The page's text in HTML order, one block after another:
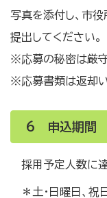
写真を添付し、市
提出してください。
※応募の秘密は厳守
※応募書類は返却い
6 申込期間
採用予定人数に
＊土・日曜日、